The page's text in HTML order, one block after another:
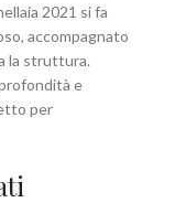
2021 si fa
accompagnato
la struttura.
e
per